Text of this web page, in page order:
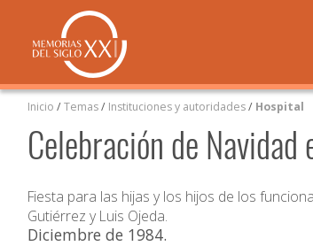
Inicio /Temas/ Instituciones y autoridades/ Hospital
Celebración de
Fiesta para las hijas y los hijos de los
Gutiérrez y Luis Ojeda.
Diciembre de 1984.